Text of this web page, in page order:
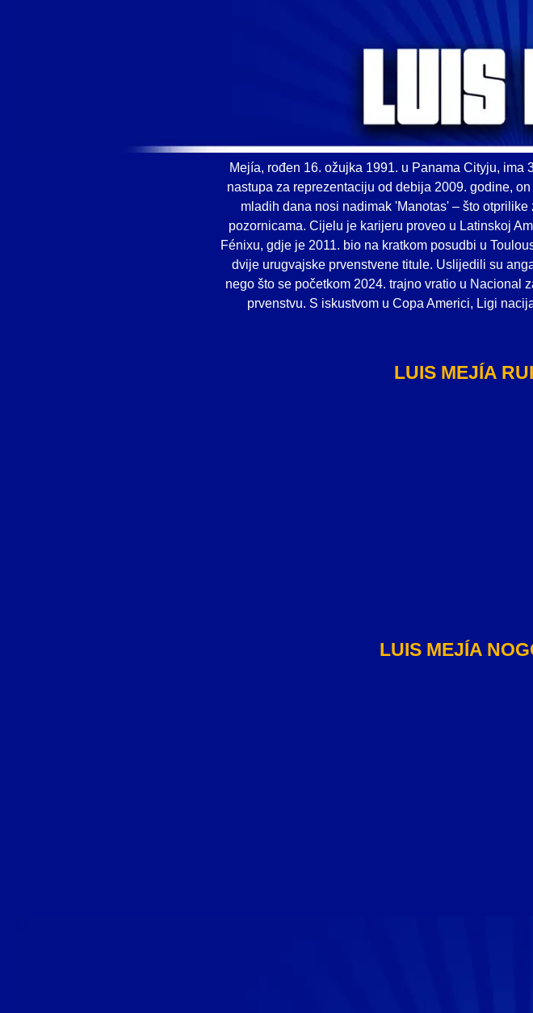
Mejía, rođen 16. ožujka 1991. u Panama Cityju,
nastupa za reprezentaciju od debija 2009. godine,
mladih dana nosi nadimak 'Manotas' – što
pozornicama. Cijelu je karijeru proveo u Latinskoj
Fénixu, gdje je 2011. bio na kratkom posudbi u
dvije urugvajske prvenstvene titule. Uslijedili su
nego što se početkom 2024. trajno vratio u Nacional
prvenstvu. S iskustvom u Copa Americi, Ligi
LUIS MEJÍA
LUIS MEJÍA